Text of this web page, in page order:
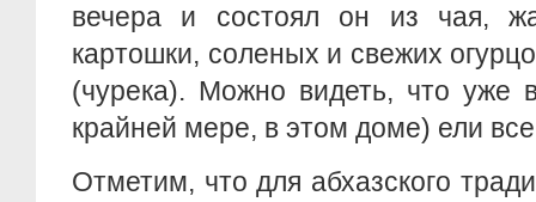
вечера и состоял он из чая,
картошки, соленых и свежих
(чурека). Можно видеть, что уже
крайней мере, в этом доме) ели
Отметим, что для абхазского